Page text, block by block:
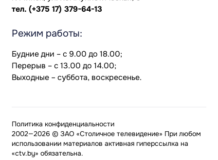
тел. (+375 17) 379-64-13
Режим работы:
Будние дни – с 9.00 до 18.00;
Перерыв – с 13.00 до 14.00;
Выходные – суббота, воскресенье.
2002—2026 © ЗАО «Столичное телевидение» При любом
использовании материалов активная гиперссылка на
«ctv.by» обязательна.
Политика конфиденциальности